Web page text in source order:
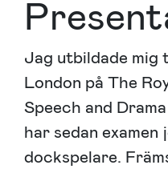
Jag utbildade mig
London på The
Speech and
har sedan examen
dockspelare.